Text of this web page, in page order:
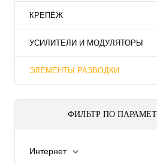
КРЕПЁЖ
УСИЛИТЕЛИ И МОДУЛЯТОРЫ
ЭЛЕМЕНТЫ РАЗВОДКИ
ФИЛЬТР ПО
Интернет